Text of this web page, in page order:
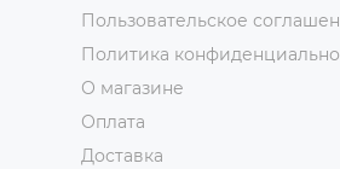
Пользовательское
Политика
О магазине
Оплата
Доставка